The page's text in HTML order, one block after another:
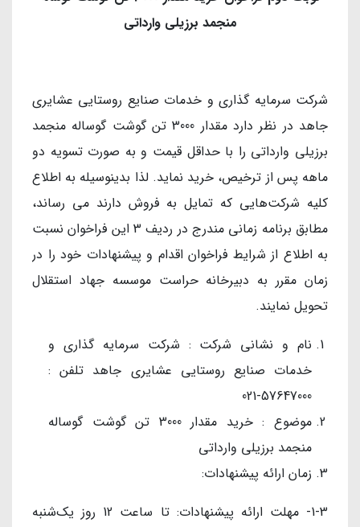
منجمد برزیلی وارداتی
شرکت سرمایه گذاری و خدمات صنایع روستایی عشایری
جاهد در نظر دارد مقدار 3000 تن گوشت گوساله منجمد
برزیلی وارداتی را با حداقل قیمت و به صورت تسویه دو
ماهه پس از ترخیص، خرید نماید. لذا بدینوسیله به اطلاع
کلیه شرکت‌هایی که تمایل به فروش دارند می رساند،
مطابق برنامه زمانی مندرج در ردیف 3 این فراخوان نسبت
به اطلاع از شرایط فراخوان اقدام و پیشنهادات خود را در
زمان مقرر به دبیرخانه حراست موسسه جهاد استقلال
تحویل نمایند.
نام و نشانی شرکت : شرکت سرمایه گذاری و
خدمات صنایع روستایی عشایری جاهد تلفن :
57647000-021
موضوع : خرید مقدار 3000 تن گوشت گوساله
منجمد برزیلی وارداتی
زمان ارائه پیشنهادات:
1-3- مهلت ارائه پیشنهادات: تا ساعت 12 روز یک‌شنبه